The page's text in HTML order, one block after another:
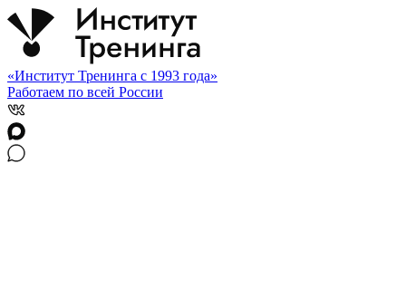
«Институт Тренинга с 1993 года»
Работаем по всей России